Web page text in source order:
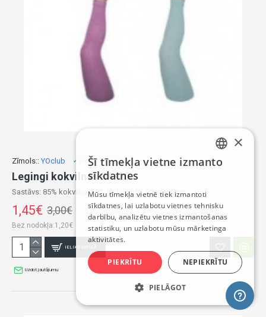
Zīmols:: YOclub ✔ pieejams uz vietas
Legingi kokvilnas RA-20
Sastāvs: 85% kokvilna, 15% poliamīds, 5% elastāns ..
1,45€ 3,00€
Bez nodokļa:1,20€
IELIKT GROZĀ
Uzdot jautājumu
LATVIAN
ENGLISH
×
Šī tīmekļa vietne izmanto
sīkdatnes
Mūsu tīmekļa vietnē tiek izmantoti
sīkdatnes, lai uzlabotu vietnes tehnisku
darbību, analizētu vietnes izmantošanas
statistiku, un uzlabotu mūsu mārketinga
aktivitātes.
PIEKRĪTU NEPIEKRĪTU
PIELĀGOT